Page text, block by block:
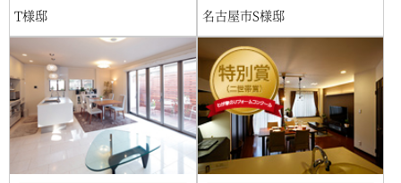
T様邸 名古屋市S様邸